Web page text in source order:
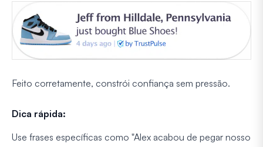
Feito corretamente, constrói confiança sem pressão.
Dica rápida:
Use frases específicas como "Alex acabou de pegar nosso